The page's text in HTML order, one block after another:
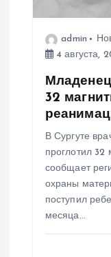
п
admin
4 августа,
32
В Сургуте
проглотил 32
сообщает
охраны
поступил
месяца…